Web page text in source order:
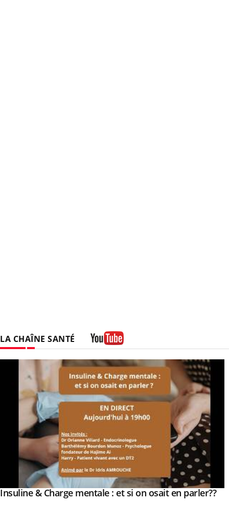
LA CHAÎNE SANTÉ
Youtube
Insuline & Charge mentale : et si on osait en parler??